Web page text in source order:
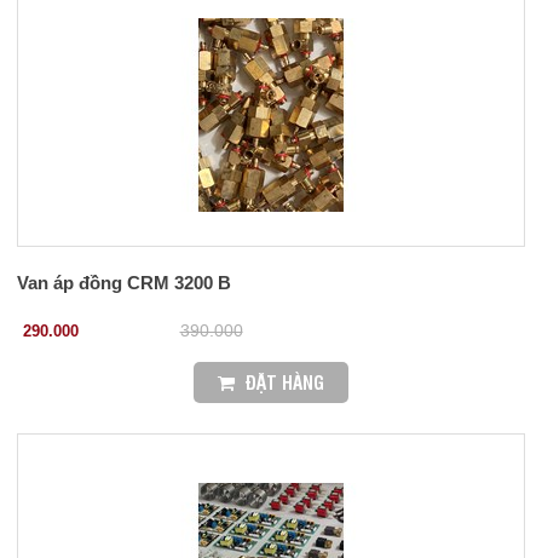
Van áp đồng CRM 3200 B
290.000 390.000
ĐẶT HÀNG